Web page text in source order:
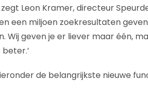
Leon Kramer, directeur
een miljoen zoekresultaten
Wij geven je er liever maar één,
de belangrijkste nieuwe